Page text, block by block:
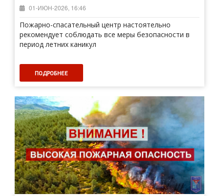
01-ИЮН-2026, 16:46
Пожарно-спасательный центр настоятельно
рекомендует соблюдать все меры безопасности в
период летних каникул
ПОДРОБНЕЕ